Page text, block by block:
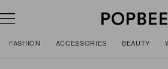
FASHION ACCESSORIES BEAUTY